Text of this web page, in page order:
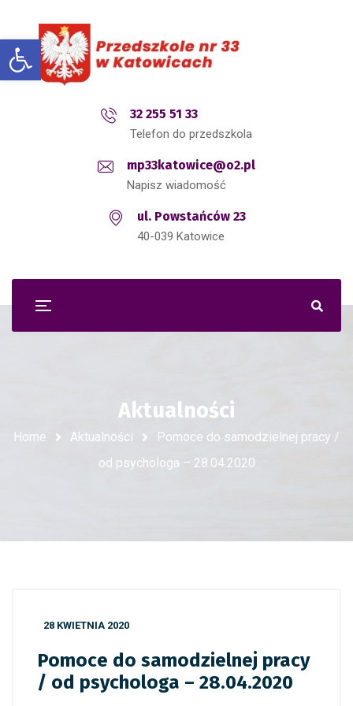
Open toolbar
32 255 51 33
Telefon do przedszkola
mp33katowice@o2.pl
Napisz wiadomość
ul. Powstańców 23
40-039 Katowice
Aktualności
Home Aktualności
Pomoce do samodzielnej pracy /
od psychologa – 28.04.2020
28 KWIETNIA 2020
Pomoce do samodzielnej pracy
/ od psychologa – 28.04.2020